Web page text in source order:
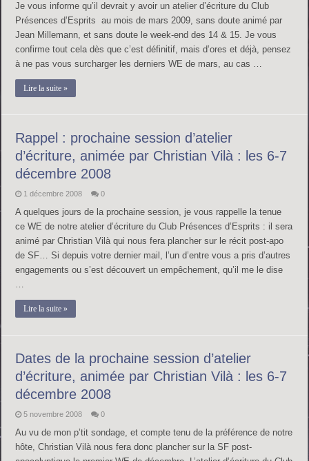
Je vous informe qu’il devrait y avoir un atelier d’écriture du Club
Présences d’Esprits au mois de mars 2009, sans doute animé par
Jean Millemann, et sans doute le week-end des 14 & 15. Je vous
confirme tout cela dès que c’est définitif, mais d’ores et déjà, pensez
à ne pas vous surcharger les derniers WE de mars, au cas …
Lire la suite »
Rappel : prochaine session d’atelier
d’écriture, animée par Christian Vilà : les 6-7
décembre 2008
1 décembre 2008 0
A quelques jours de la prochaine session, je vous rappelle la tenue
ce WE de notre atelier d’écriture du Club Présences d’Esprits : il sera
animé par Christian Vilà qui nous fera plancher sur le récit post-apo
de SF… Si depuis votre dernier mail, l’un d’entre vous a pris d’autres
engagements ou s’est découvert un empêchement, qu’il me le dise
…
Lire la suite »
Dates de la prochaine session d’atelier
d’écriture, animée par Christian Vilà : les 6-7
décembre 2008
5 novembre 2008 0
Au vu de mon p’tit sondage, et compte tenu de la préférence de notre
hôte, Christian Vilà nous fera donc plancher sur la SF post-